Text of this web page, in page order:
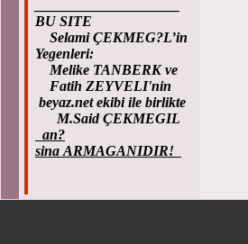
BU SITE
Selami ÇEKMEG?L’in
Yegenleri:
Melike TANBERK ve
Fatih ZEYVELI'nin
beyaz.net ekibi ile birlikte
M.Said ÇEKMEGIL
an?
sina ARMAGANIDIR!